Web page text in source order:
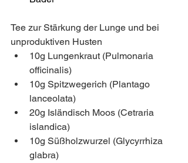
Tee zur Stärkung der Lunge und bei
unproduktiven Husten
10g Lungenkraut (Pulmonaria
officinalis)
10g Spitzwegerich (Plantago
lanceolata)
20g Isländisch Moos (Cetraria
islandica)
10g Süßholzwurzel (Glycyrrhiza
glabra)